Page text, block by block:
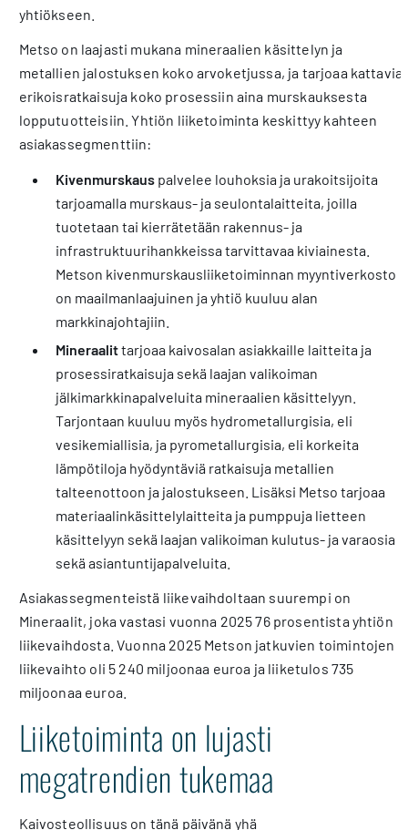
yhtiökseen.
Metso on laajasti mukana mineraalien käsittelyn ja
metallien jalostuksen koko arvoketjussa, ja tarjoaa kattavia
erikoisratkaisuja koko prosessiin aina murskauksesta
lopputuotteisiin. Yhtiön liiketoiminta keskittyy kahteen
asiakassegmenttiin:
Kivenmurskauspalvelee louhoksia ja urakoitsijoita
tarjoamalla murskaus- ja seulontalaitteita, joilla
tuotetaan tai kierrätetään rakennus- ja
infrastruktuurihankkeissa tarvittavaa kiviainesta.
Metson kivenmurskausliiketoiminnan myyntiverkosto
on maailmanlaajuinen ja yhtiö kuuluu alan
markkinajohtajiin.
Mineraalittarjoaa kaivosalan asiakkaille laitteita ja
prosessiratkaisuja sekä laajan valikoiman
jälkimarkkinapalveluita mineraalien käsittelyyn.
Tarjontaan kuuluu myös hydrometallurgisia, eli
vesikemiallisia, ja pyrometallurgisia, eli korkeita
lämpötiloja hyödyntäviä ratkaisuja metallien
talteenottoon ja jalostukseen. Lisäksi Metso tarjoaa
materiaalinkäsittelylaitteita ja pumppuja lietteen
käsittelyyn sekä laajan valikoiman kulutus- ja varaosia
sekä asiantuntijapalveluita.
Asiakassegmenteistä liikevaihdoltaan suurempi on
Mineraalit, joka vastasi vuonna 2025 76 prosentista yhtiön
liikevaihdosta. Vuonna 2025 Metson jatkuvien toimintojen
liikevaihto oli 5 240 miljoonaa euroa ja liiketulos 735
miljoonaa euroa.
Liiketoiminta on lujasti
megatrendien tukemaa
Kaivosteollisuus on tänä päivänä yhä